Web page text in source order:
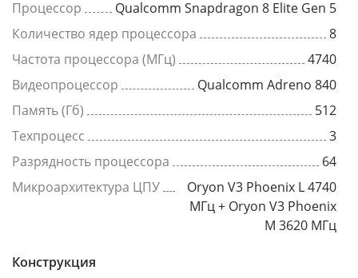
Процессор
Qualcomm Snapdragon 8 Elite Gen 5
Количество ядер процессора
8
Частота процессора (МГц)
4740
Видеопроцессор
Qualcomm Adreno 840
Память (Гб)
512
Техпроцесс
3
Разрядность процессора
64
Микроархитектура ЦПУ
Oryon V3 Phoenix L 4740
МГц + Oryon V3 Phoenix
M 3620 МГц
Конструкция